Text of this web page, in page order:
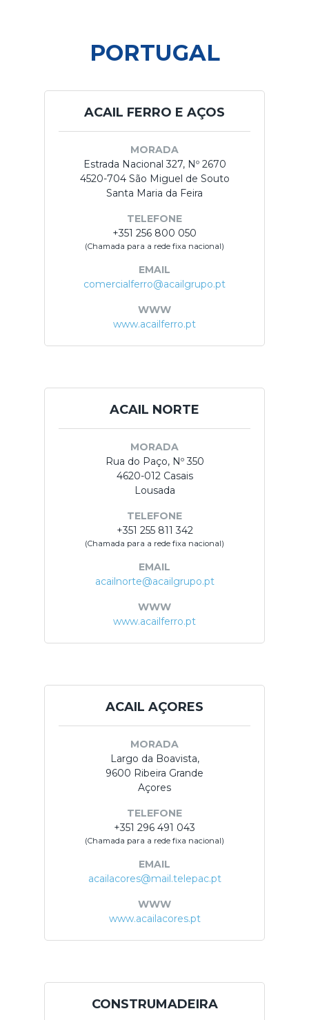
PORTUGAL
ACAIL FERRO E AÇOS
MORADA
Estrada Nacional 327, Nº 2670
4520-704 São Miguel de Souto
Santa Maria da Feira
TELEFONE
+351 256 800 050
(Chamada para a rede fixa nacional)
EMAIL
comercialferro@acailgrupo.pt
WWW
www.acailferro.pt
ACAIL NORTE
MORADA
Rua do Paço, Nº 350
4620-012 Casais
Lousada
TELEFONE
+351 255 811 342
(Chamada para a rede fixa nacional)
EMAIL
acailnorte@acailgrupo.pt
WWW
www.acailferro.pt
ACAIL AÇORES
MORADA
Largo da Boavista,
9600 Ribeira Grande
Açores
TELEFONE
+351 296 491 043
(Chamada para a rede fixa nacional)
EMAIL
acailacores@mail.telepac.pt
WWW
www.acailacores.pt
CONSTRUMADEIRA